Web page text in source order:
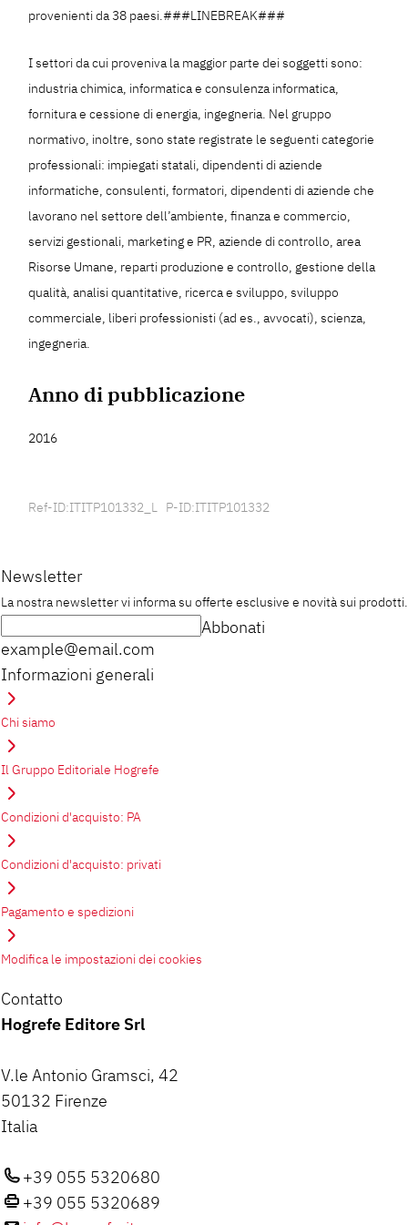
provenienti da 38 paesi.###LINEBREAK###
I settori da cui proveniva la maggior parte dei soggetti sono:
industria chimica, informatica e consulenza informatica,
fornitura e cessione di energia, ingegneria. Nel gruppo
normativo, inoltre, sono state registrate le seguenti categorie
professionali: impiegati statali, dipendenti di aziende
informatiche, consulenti, formatori, dipendenti di aziende che
lavorano nel settore dell’ambiente, finanza e commercio,
servizi gestionali, marketing e PR, aziende di controllo, area
Risorse Umane, reparti produzione e controllo, gestione della
qualità, analisi quantitative, ricerca e sviluppo, sviluppo
commerciale, liberi professionisti (ad es., avvocati), scienza,
ingegneria.
Anno di pubblicazione
2016
Ref-ID:ITITP101332_L P-ID:ITITP101332
Newsletter
La nostra newsletter vi informa su offerte esclusive e novità sui prodotti.
example@email.com
Abbonati
Informazioni generali
Chi siamo
Il Gruppo Editoriale Hogrefe
Condizioni d'acquisto: PA
Condizioni d'acquisto: privati
Pagamento e spedizioni
Modifica le impostazioni dei cookies
Contatto
Hogrefe Editore Srl
V.le Antonio Gramsci, 42
50132 Firenze
Italia
+39 055 5320680
+39 055 5320689